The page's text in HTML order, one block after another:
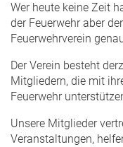
Wer heute keine Zeit
der Feuerwehr aber
Feuerwehrverein
Der Verein besteht
Mitgliedern, die mit
Feuerwehr
Unsere Mitglieder
Veranstaltungen,